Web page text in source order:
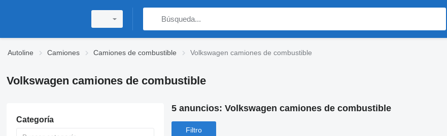
Autoline Camiones Camiones de combustible Volkswagen camiones de combustible
Volkswagen camiones de combustible
Categoría
5 anuncios: Volkswagen camiones de combustible
Filtro